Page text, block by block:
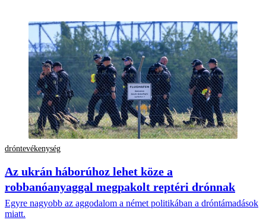
dróntevékenység
Az ukrán háborúhoz lehet köze a
robbanóanyaggal megpakolt reptéri drónnak
Egyre nagyobb az aggodalom a német politikában a dróntámadások
miatt.